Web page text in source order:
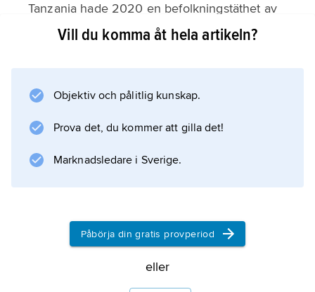
Tanzania hade 2020 en befolkningstäthet av
63 invånare per km
glest bebott, men vissa områden, till exempel.
Kilimanjaros sluttningar och vid Malawisjön,
uppvisar stora befolkningskoncentrationer.
Delar av högländerna i mellersta Tanzania
Information om artikeln
Vill du komma åt hela artikeln?
Objektiv och pålitlig kunskap.
Prova det, du kommer att gilla det!
Marknadsledare i Sverige.
Påbörja din gratis provperiod
eller